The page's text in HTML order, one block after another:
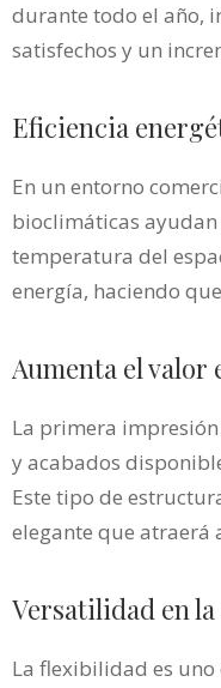
durante todo el año,
satisfechos y un
Eficiencia
En un entorno
bioclimáticas
temperatura del
energía, haciendo
Aumenta el valor
La primera
y acabados
Este tipo de
elegante que atraerá
Versatilidad en
La flexibilidad es